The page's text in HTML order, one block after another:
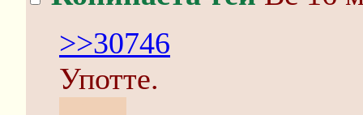
>>30746
Употте.